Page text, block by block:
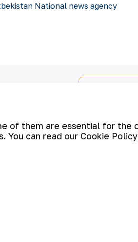
National news agency
and advanced technologies, the
of finished products. NMMC’s
on the world non-ferrous metal
of them are essential for
You can read our Cookie